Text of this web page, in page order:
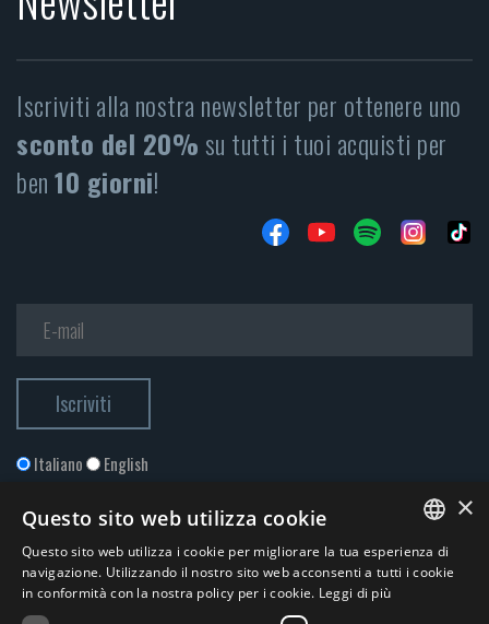
Iscriviti alla nostra newsletter per ottenere uno
sconto del 20%su tutti i tuoi acquisti per
ben10 giorni!
Italiano English
ITALIAN
×
Questo sito web utilizza cookie
Questo sito web utilizza i cookie per migliorare la tua esperienza di
navigazione. Utilizzando il nostro sito web acconsenti a tutti i cookie
in conformità con la nostra policy per i cookie. Leggi di più